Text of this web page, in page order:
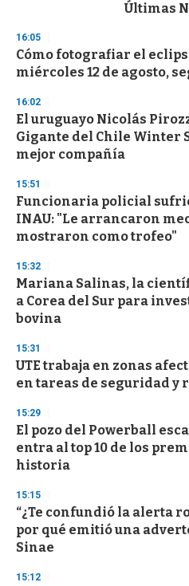
d
s
o
f
3
s
e
c
o
d
s
Últimas
16:05
Cómo fotografiar el
miércoles 12 de agosto,
16:02
El uruguayo Nicolás
Gigante del Chile Winter
mejor compañía
15:51
Funcionaria policial
INAU: "Le arrancaron
mostraron como trofeo"
15:32
Mariana Salinas, la
a Corea del Sur para
bovina
15:31
UTE trabaja en zonas
en tareas de seguridad y
15:29
El pozo del Powerball
entra al top 10 de los
historia
15:15
“¿Te confundió la alerta
por qué emitió una
Sinae
15:12